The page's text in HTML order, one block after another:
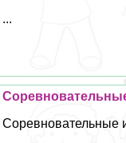
...
Соревновательные